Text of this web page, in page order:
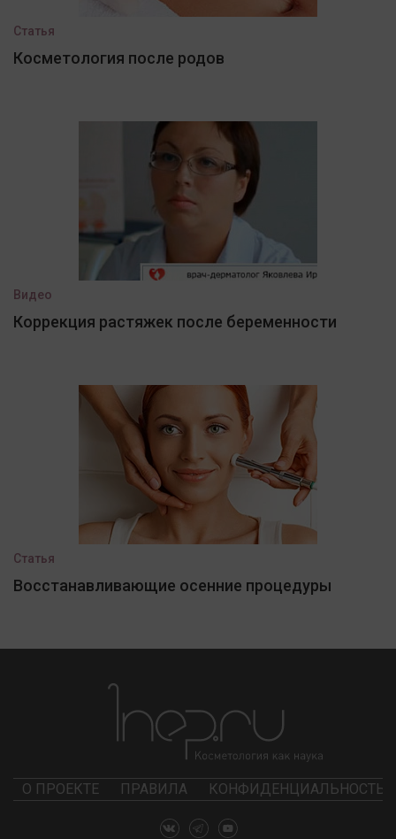
Статья
Косметология после родов
Видео
Коррекция растяжек после беременности
Статья
Восстанавливающие осенние процедуры
О ПРОЕКТЕ ПРАВИЛА КОНФИДЕНЦИАЛЬНОСТЬ